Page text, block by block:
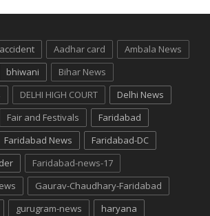
Aadhar card
Ambala News
bhiwani
Bihar News
DELHI HIGH COURT
Delhi News
Fair and Festivals
Faridabad
Faridabad News
Faridabad-DC
Faridabad-news-17
Gaurav-Chaudhary-Faridabad
gurugram-news
haryana